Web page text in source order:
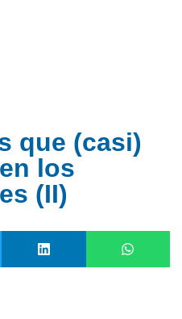
que (casi)
los
(II)